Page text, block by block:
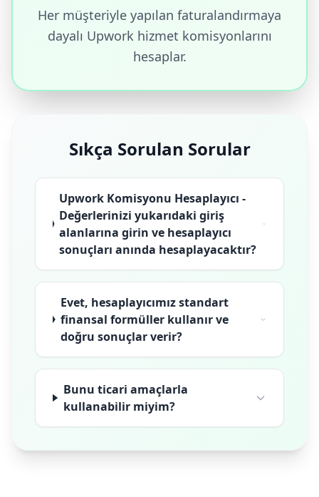
Her müşteriyle yapılan faturalandırmaya
dayalı Upwork hizmet komisyonlarını
hesaplar.
Sıkça Sorulan Sorular
Upwork Komisyonu Hesaplayıcı -
Değerlerinizi yukarıdaki giriş
alanlarına girin ve hesaplayıcı
sonuçları anında hesaplayacaktır?
Evet, hesaplayıcımız standart
finansal formüller kullanır ve
doğru sonuçlar verir?
Bunu ticari amaçlarla
kullanabilir miyim?